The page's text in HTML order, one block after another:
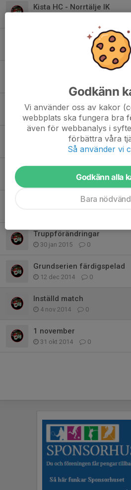
Kista HC - Norrtälje IK
Säsongen 20-21
Tick,tack, tick, tack, tick,
Säsongen startar
22 aug 2017 2
2 mar 2017 0
Inställt ikväll
0
Coachens sammanfattning
Truppförändringar
30 jan 2015 0
Grundserien färdigspelad
12 dec 2014 0
Inställd match
4 nov 2014 0
1 november
31 okt 2014 0
Godkänn
Vi använder oss av kakor
webbplats ska fungera bra
även för webbanalys i
förbättra våra
Så använder vi
Godkänn alla
Bara